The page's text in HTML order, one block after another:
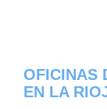
OFICINAS
EN LA